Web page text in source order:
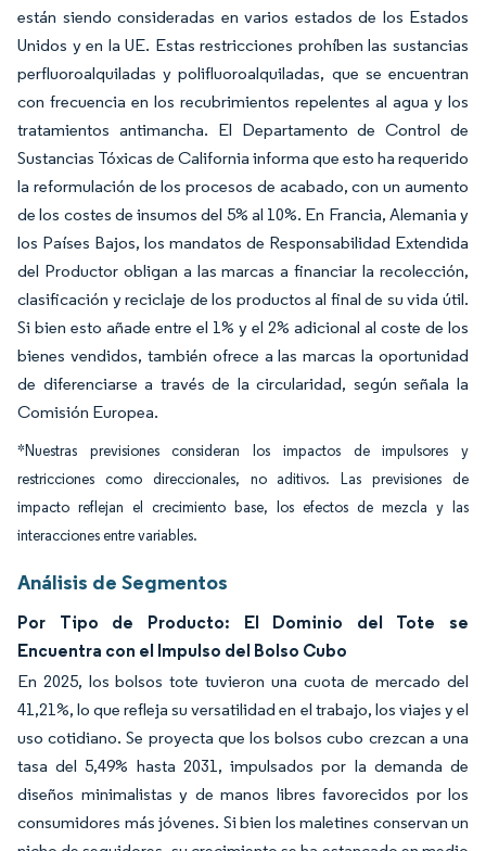
están siendo consideradas en varios estados de los Estados
Unidos y en la UE. Estas restricciones prohíben las sustancias
perfluoroalquiladas y polifluoroalquiladas, que se encuentran
con frecuencia en los recubrimientos repelentes al agua y los
tratamientos antimancha. El Departamento de Control de
Sustancias Tóxicas de California informa que esto ha requerido
la reformulación de los procesos de acabado, con un aumento
de los costes de insumos del 5% al 10%. En Francia, Alemania y
los Países Bajos, los mandatos de Responsabilidad Extendida
del Productor obligan a las marcas a financiar la recolección,
clasificación y reciclaje de los productos al final de su vida útil.
Si bien esto añade entre el 1% y el 2% adicional al coste de los
bienes vendidos, también ofrece a las marcas la oportunidad
de diferenciarse a través de la circularidad, según señala la
Comisión Europea.
*Nuestras previsiones consideran los impactos de impulsores y
restricciones como direccionales, no aditivos. Las previsiones de
impacto reflejan el crecimiento base, los efectos de mezcla y las
interacciones entre variables.
Análisis de Segmentos
Por Tipo de Producto: El Dominio del Tote se
Encuentra con el Impulso del Bolso Cubo
En 2025, los bolsos tote tuvieron una cuota de mercado del
41,21%, lo que refleja su versatilidad en el trabajo, los viajes y el
uso cotidiano. Se proyecta que los bolsos cubo crezcan a una
tasa del 5,49% hasta 2031, impulsados por la demanda de
diseños minimalistas y de manos libres favorecidos por los
consumidores más jóvenes. Si bien los maletines conservan un